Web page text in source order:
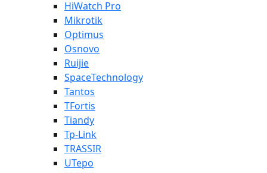
HiWatch Pro
Mikrotik
Optimus
Osnovo
Ruijie
SpaceTechnology
Tantos
TFortis
Tiandy
Tp-Link
TRASSIR
UTepo